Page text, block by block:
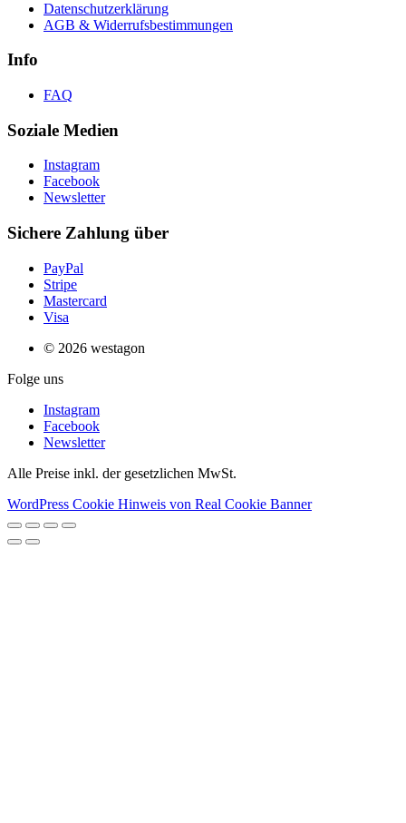
Datenschutzerklärung
AGB & Widerrufsbestimmungen
Info
FAQ
Soziale Medien
Instagram
Facebook
Newsletter
Sichere Zahlung über
PayPal
Stripe
Mastercard
Visa
© 2026 westagon
Folge uns
Instagram
Facebook
Newsletter
Alle Preise inkl. der gesetzlichen MwSt.
WordPress Cookie Hinweis von Real Cookie Banner